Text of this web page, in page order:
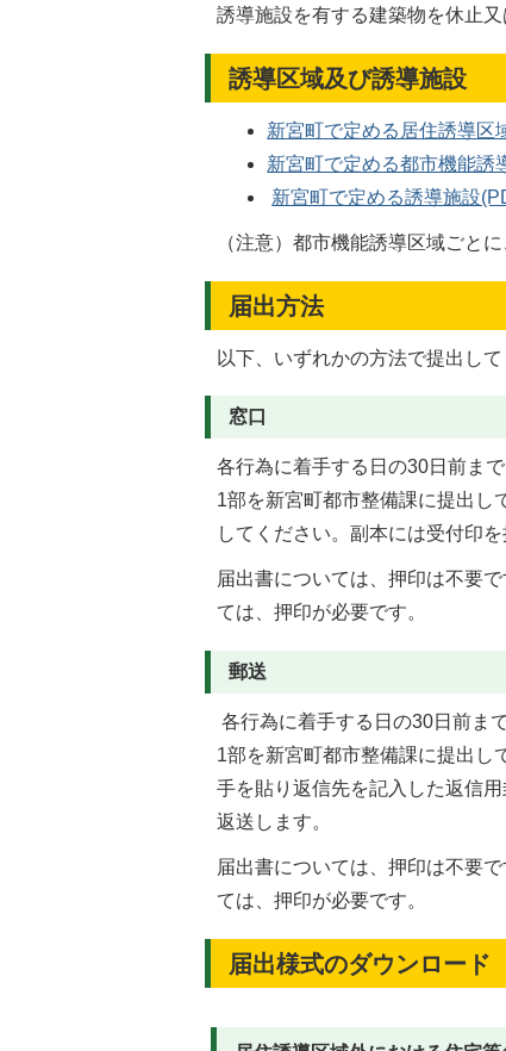
誘導施設を有する建築物を休止
誘導区域及び誘導施設
新宮町で定める居住誘導区
新宮町で定める都市機能誘
新宮町で定める誘導施設
（注意）都市機能誘導区域ごと
届出方法
以下、いずれかの方法で提出して
窓口
各行為に着手する日の30日前ま
1部を新宮町都市整備課に提出し
してください。副本には受付印を
届出書については、押印は不要
ては、押印が必要です。
郵送
各行為に着手する日の30日前ま
1部を新宮町都市整備課に提出し
手を貼り返信先を記入した返信
返送します。
届出書については、押印は不要
ては、押印が必要です。
届出様式のダウンロード